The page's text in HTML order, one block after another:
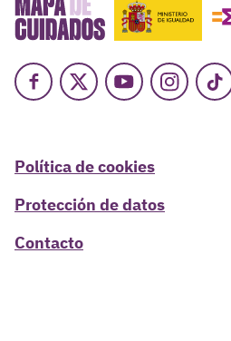
Facebook
X Youtube
Política de cookies
Protección de datos
Contacto